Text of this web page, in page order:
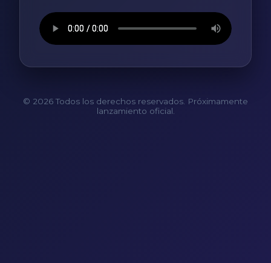
© 2026 Todos los derechos reservados. Próximamente
lanzamiento oficial.